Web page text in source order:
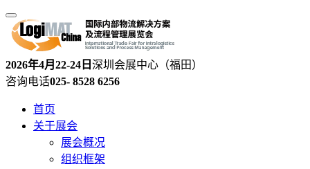
2026年4月22-24日 深圳会展中心（福田）
咨询电话025- 8528 6256
首页
关于展会
展会概况
组织框架